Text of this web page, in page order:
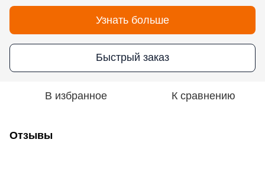
Узнать больше
Быстрый заказ
В избранное К сравнению
Отзывы